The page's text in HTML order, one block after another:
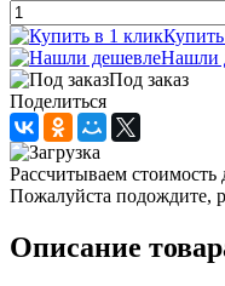
Нашли
Под заказ
Поделиться
Рассчитываем стоимость
Пожалуйста подождите,
Описание